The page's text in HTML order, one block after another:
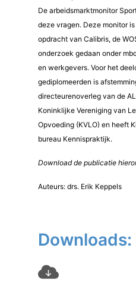
De arbeidsmarktmonitor
deze vragen. Deze monitor
opdracht van Calibris, de
onderzoek gedaan onder
en werkgevers. Voor het
gediplomeerden is
directeurenoverleg van de
Koninklijke Vereniging van
Opvoeding (KVLO) en heeft
bureau Kennispraktijk.
Download de publicatie
Auteurs: drs. Erik Keppels
Downloads: